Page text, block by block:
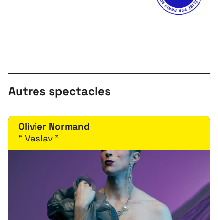
À propos
Contact
Recrutement
Autres spectacles
Olivier Normand
“ Vaslav ”